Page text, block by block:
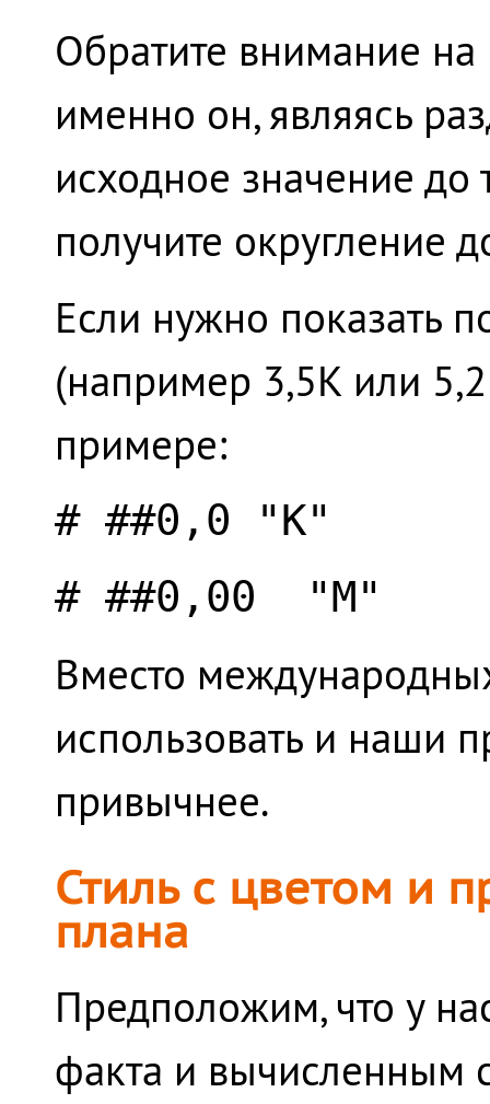
Обратите внимание
именно он, являясь
исходное значение до
получите округление
Если нужно показать
(например 3,5K или
примере:
# ##0,0 "K"
# ##0,00 "M"
Вместо
использовать и наши
привычнее.
Стиль с цветом и
плана
Предположим, что у
факта и вычисленным